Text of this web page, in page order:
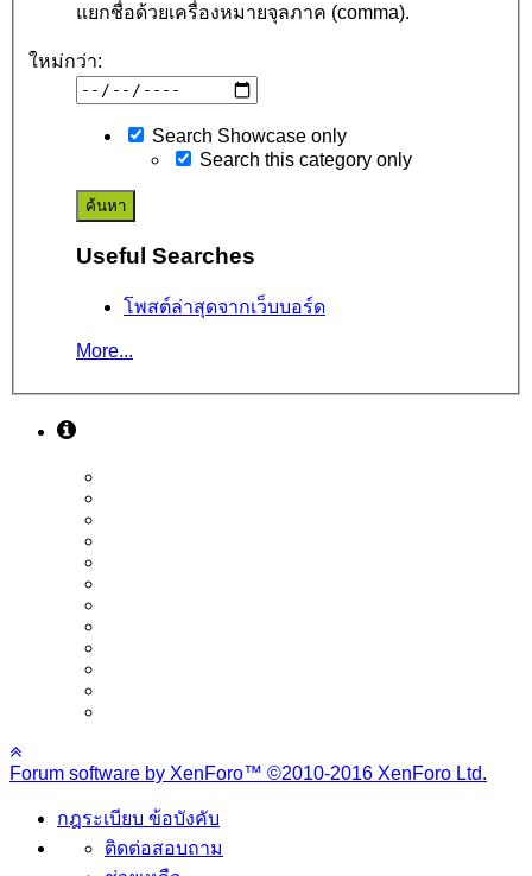
แยกชื่อด้วยเครื่องหมายจุลภาค (comma).
ใหม่กว่า:
Search Showcase only
Search this category only
Useful Searches
โพสต์ล่าสุดจากเว็บบอร์ด
More...
Forum software by XenForo™ ©2010-2016 XenForo Ltd.
กฎระเบียบ ข้อบังคับ
ติดต่อสอบถาม